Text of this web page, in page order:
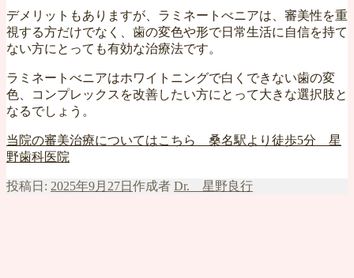
デメリットもありますが、ラミネートべニアは、審美性を重
視する方だけでなく、歯の変色や形で日常生活に自信を持て
ない方にとっても有効な治療法です。
ラミネートべニアはホワイトニングで白くできない歯の変
色、コンプレックスを改善したい方にとって大きな選択肢と
なるでしょう。
当院の審美治療についてはこちら 桑名駅より徒歩5分 星
野歯科医院
投稿日: 2025年9月27日 作成者 Dr. 星野良行